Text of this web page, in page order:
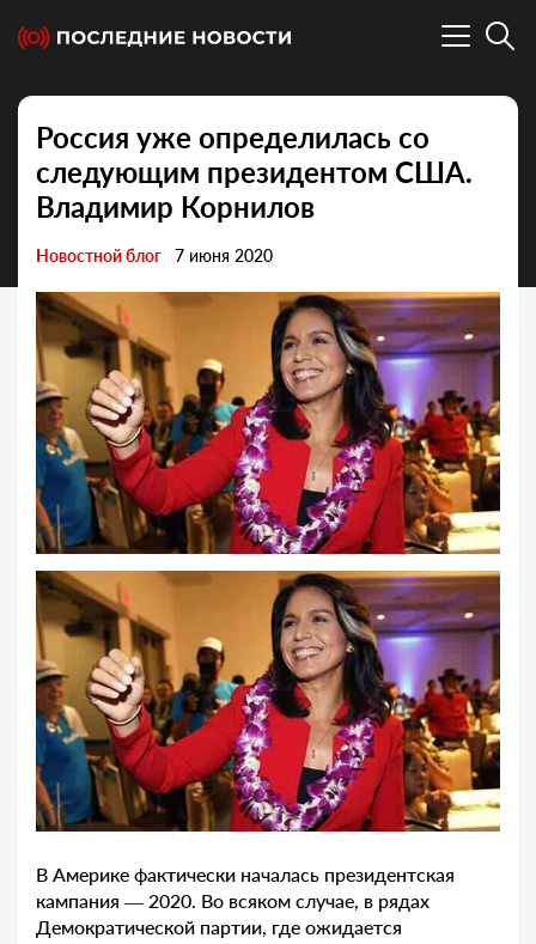
Россия уже определилась со
следующим президентом США.
Владимир Корнилов
Новостной блог 7 июня 2020
В Америке фактически началась президентская
кампания — 2020. Во всяком случае, в рядах
Демократической партии, где ожидается